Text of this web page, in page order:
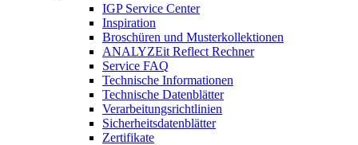
IGP Service Center
Inspiration
Broschüren und Musterkollektionen
ANALYZEit Reflect Rechner
Service FAQ
Technische Informationen
Technische Datenblätter
Verarbeitungsrichtlinien
Sicherheitsdatenblätter
Zertifikate